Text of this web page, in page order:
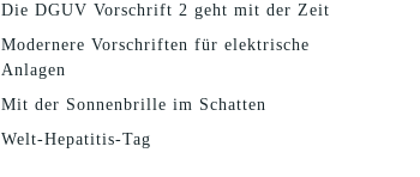
Die DGUV Vorschrift 2 geht mit der Zeit
Modernere Vorschriften für elektrische
Anlagen
Mit der Sonnenbrille im Schatten
Welt-Hepatitis-Tag